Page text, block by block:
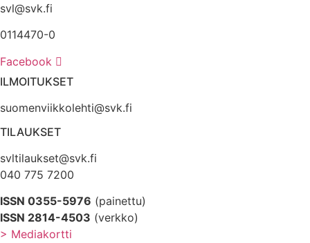
svl@svk.fi
0114470-0
Facebook
ILMOITUKSET
suomenviikkolehti@svk.fi
TILAUKSET
svltilaukset@svk.fi
040 775 7200
ISSN 0355-5976 (painettu)
ISSN 2814-4503 (verkko)
> Mediakortti